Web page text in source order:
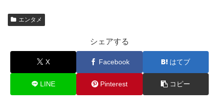
エンタメ
シェアする
X Facebook はてブ
LINE Pinterest コピー